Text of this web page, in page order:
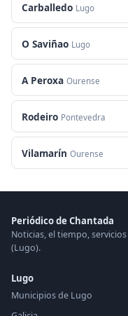
Carballedo Lugo
O Saviñao Lugo
A Peroxa Ourense
Rodeiro Pontevedra
Vilamarín Ourense
Periódico de Chantada
Noticias, el tiempo,
(Lugo).
Lugo
Municipios de Lugo